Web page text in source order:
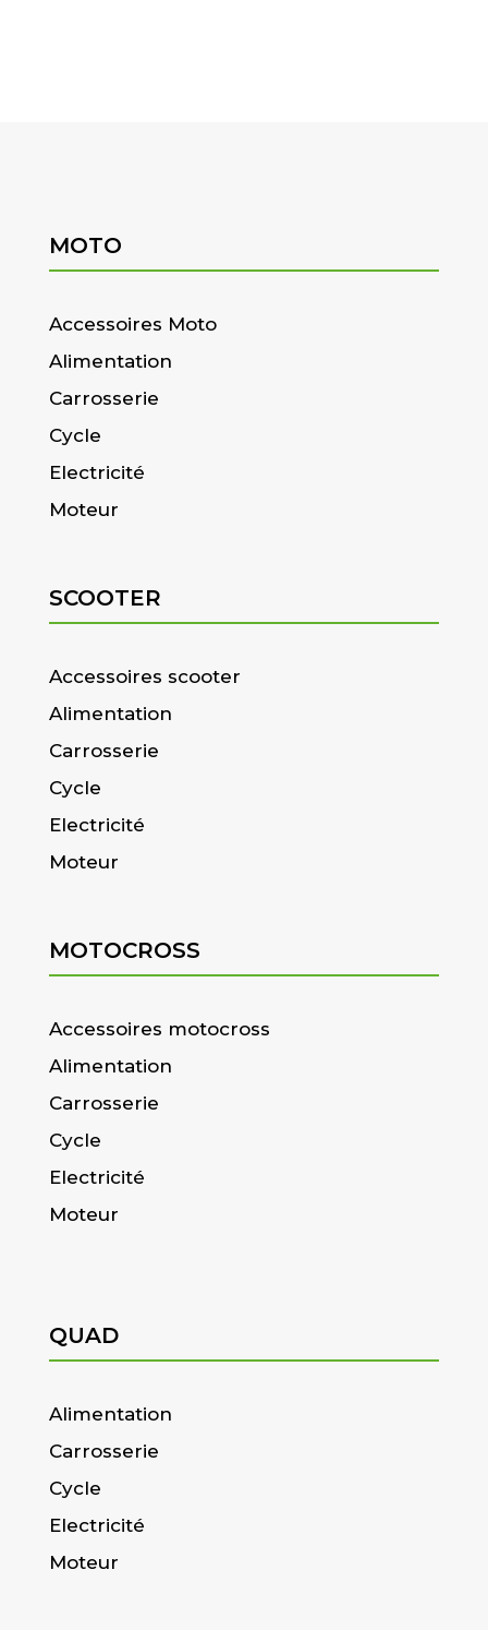
MOTO
Accessoires Moto
Alimentation
Carrosserie
Cycle
Electricité
Moteur
SCOOTER
Accessoires scooter
Alimentation
Carrosserie
Cycle
Electricité
Moteur
MOTOCROSS
Accessoires motocross
Alimentation
Carrosserie
Cycle
Electricité
Moteur
QUAD
Alimentation
Carrosserie
Cycle
Electricité
Moteur